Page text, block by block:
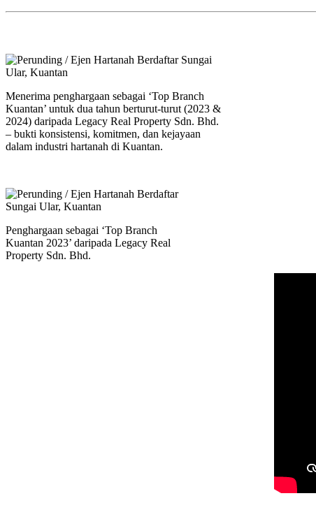
Menerima penghargaan sebagai ‘Top Branch
Kuantan’ untuk dua tahun berturut-turut (2023 &
2024) daripada Legacy Real Property Sdn. Bhd.
– bukti konsistensi, komitmen, dan kejayaan
dalam industri hartanah di Kuantan.
Penghargaan sebagai ‘Top Branch
Kuantan 2023’ daripada Legacy Real
Property Sdn. Bhd.